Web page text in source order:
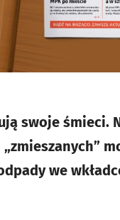
swoje śmieci.
we